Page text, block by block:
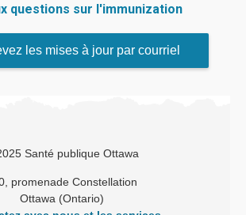
questions sur l'immunization
les mises à jour par courriel
Santé publique Ottawa
promenade Constellation
Ottawa (Ontario)